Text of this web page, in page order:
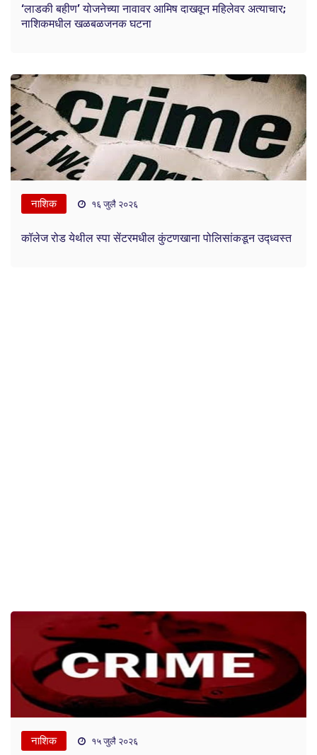
‘लाडकी बहीण’ योजनेच्या नावावर आमिष दाखवून महिलेवर अत्याचार;
नाशिकमधील खळबळजनक घटना
नाशिक १६ जुलै २०२६
कॉलेज रोड येथील स्पा सेंटरमधील कुंटणखाना पोलिसांकडून उद्ध्वस्त
नाशिक १५ जुलै २०२६